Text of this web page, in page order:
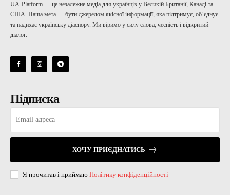
UA-Platform — це незалежне медіа для українців у Великій Британії, Канаді та
США. Наша мета — бути джерелом якісної інформації, яка підтримує, об’єднує
та надихає українську діаспору. Ми віримо у силу слова, чесність і відкритий
діалог.
Підписка
ХОЧУ ПРИЄДНАТИСЬ
Я прочитав і приймаю Політику конфіденційності